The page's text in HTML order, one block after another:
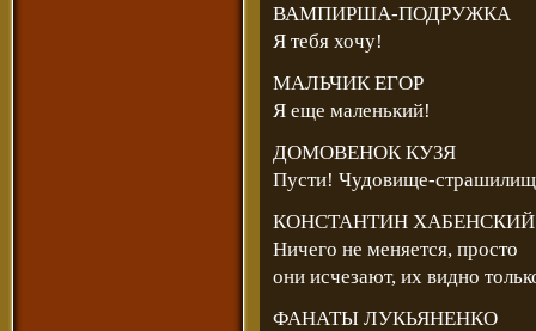
ВАМПИРША-ПОДРУЖКА
Я тебя хочу!
МАЛЬЧИК ЕГОР
Я еще маленький!
ДОМОВЕНОК КУЗЯ
Пусти! Чудовище-
КОНСТАНТИН ХАБЕНСКИЙ
Ничего не меняется, просто
они исчезают, их видно
ФАНАТЫ ЛУКЬЯНЕНКО